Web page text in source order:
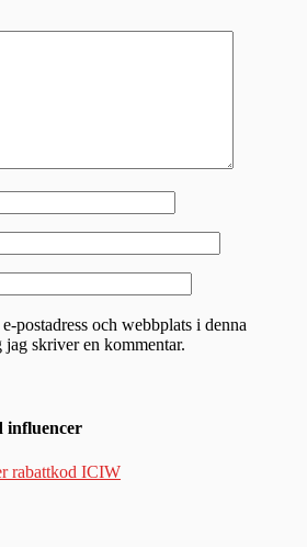
postadress och webbplats i denna
skriver en kommentar.